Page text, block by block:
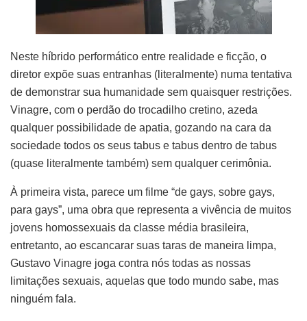
Neste híbrido performático entre realidade e ficção, o
diretor expõe suas entranhas (literalmente) numa tentativa
de demonstrar sua humanidade sem quaisquer restrições.
Vinagre, com o perdão do trocadilho cretino, azeda
qualquer possibilidade de apatia, gozando na cara da
sociedade todos os seus tabus e tabus dentro de tabus
(quase literalmente também) sem qualquer cerimônia.
À primeira vista, parece um filme “de gays, sobre gays,
para gays”, uma obra que representa a vivência de muitos
jovens homossexuais da classe média brasileira,
entretanto, ao escancarar suas taras de maneira limpa,
Gustavo Vinagre joga contra nós todas as nossas
limitações sexuais, aquelas que todo mundo sabe, mas
ninguém fala.